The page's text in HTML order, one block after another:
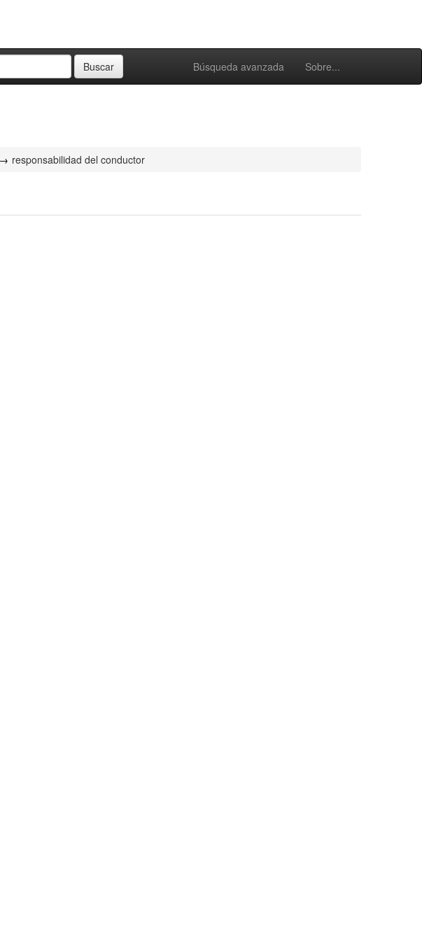
Búsqueda avanzada Sobre...
responsabilidad del conductor